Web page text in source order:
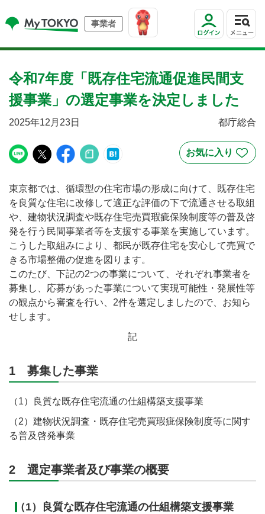
事業者
令和7年度「既存住宅流通促進民間支
援事業」の選定事業を決定しました
2025年12月23日 都庁総合
東京都では、循環型の住宅市場の形成に向けて、既存住宅
を良質な住宅に改修して適正な評価の下で流通させる取組
や、建物状況調査や既存住宅売買瑕疵保険制度等の普及啓
発を行う民間事業者等を支援する事業を実施しています。
こうした取組みにより、都民が既存住宅を安心して売買で
きる市場整備の促進を図ります。
このたび、下記の2つの事業について、それぞれ事業者を
募集し、応募があった事業について実現可能性・発展性等
の観点から審査を行い、2件を選定しましたので、お知ら
せします。
記
1 募集した事業
（1）良質な既存住宅流通の仕組構築支援事業
（2）建物状況調査・既存住宅売買瑕疵保険制度等に関す
る普及啓発事業
2 選定事業者及び事業の概要
（1）良質な既存住宅流通の仕組構築支援事業